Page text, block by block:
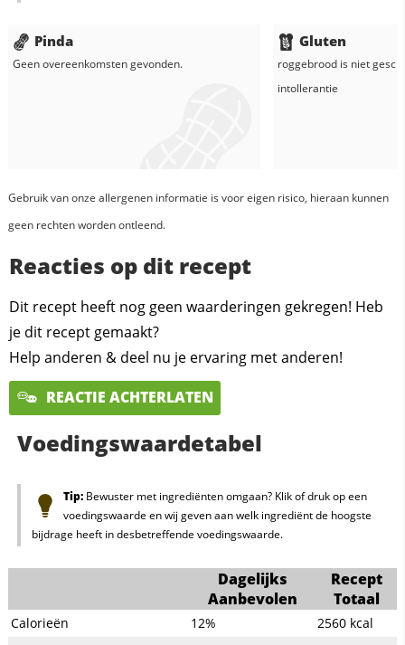
Pinda
Geen overeenkomsten gevonden.
Gluten
roggebroodis niet
intollerantie
Gebruik van onze allergenen informatie is voor eigen risico, hieraan kunnen
geen rechten worden ontleend.
Reacties op dit recept
Dit recept heeft nog geen waarderingen gekregen! Heb
je dit recept gemaakt?
Help anderen & deel nu je ervaring met anderen!
REACTIE ACHTERLATEN
Voedingswaardetabel
Tip:Bewuster met ingrediënten omgaan? Klik of druk op een
voedingswaarde en wij geven aan welk ingrediënt de hoogste
bijdrage heeft in desbetreffende voedingswaarde.
Dagelijks
Aanbevolen
Recept
Totaal
Calorieën 12% 2560 kcal